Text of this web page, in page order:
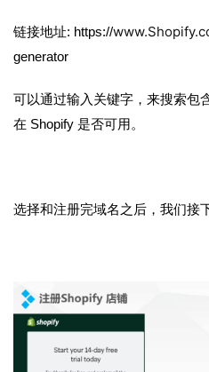
链接地址: https://
generator
可以通过输入关键字，来搜索包
在 Shopify 是否可用。
选择和注册完域名之后，我们接